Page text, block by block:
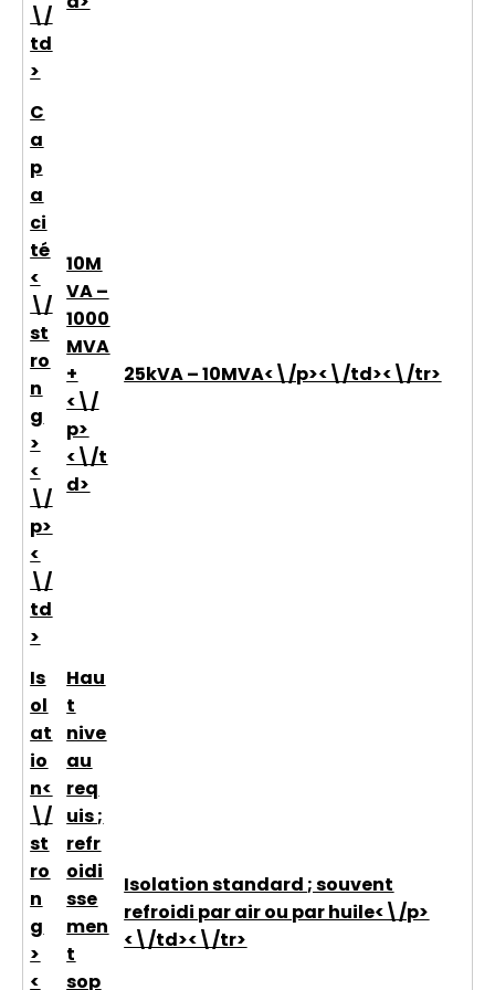
\/
td
>
C
a
p
a
ci
té
<
\/
st
ro
n
g
>
<
\/
p>
<
\/
td
>
10M
VA –
1000
MVA
+
<\/
p>
<\/t
d>
25kVA – 10MVA<\/p><\/td><\/tr>
Is
ol
at
io
n<
\/
st
ro
n
g
>
<
Hau
t
nive
au
req
uis ;
refr
oidi
sse
men
t
sop
Isolation standard ; souvent
refroidi par air ou par huile<\/p>
<\/td><\/tr>